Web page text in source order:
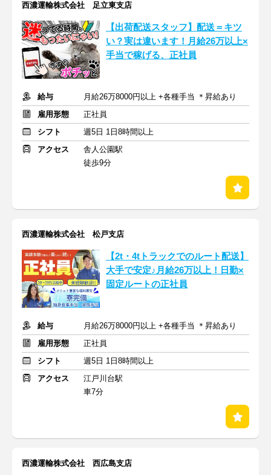
西濃運輸株式会社 足立東支店
【出荷配送スタッフ】配送＝キツ
い？実は違います！月給26万以上×
手当で稼げる、正社員
給与
月給26万8000円以上 +各種手当 ＊昇給あり
雇用形態
正社員
シフト
週5日 1日8時間以上
アクセス
舎人公園駅
徒歩9分
西濃運輸株式会社 松戸支店
【2t・4tトラックでのルート配送】
大手で安定♪月給26万以上！日勤×
固定ルートの正社員
給与
月給26万8000円以上 +各種手当 ＊昇給あり
雇用形態
正社員
シフト
週5日 1日8時間以上
アクセス
江戸川台駅
車7分
西濃運輸株式会社 西広島支店